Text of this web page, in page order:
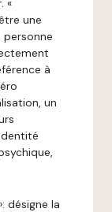
«
une
personne
à
un
désigne la